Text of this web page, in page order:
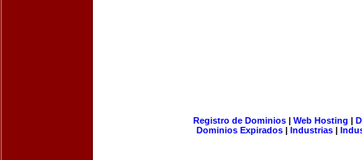
Registro de Dominios| Web Hosting |
Dominios Expirados | Industrias |